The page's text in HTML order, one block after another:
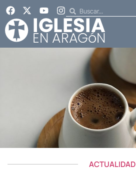
ACTUALIDAD